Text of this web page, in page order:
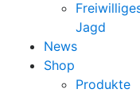
Jagd
News
Shop
Produkte